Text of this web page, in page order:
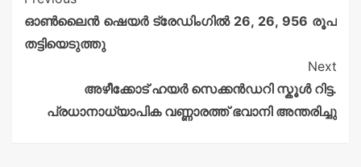
ഓൺലൈൻ ഷെയർ ട്രേഡിംഗിൽ 26, 26, 956 രൂപ
തട്ടിയെടുത്തു
Next
അഴീക്കോട് ഹയർ സെക്കൻഡറി സ്കൂൾ റിട്ട.
പ്രധാനാധ്യാപിക വണ്ണാരത്ത് ഭവാനി അന്തരിച്ചു